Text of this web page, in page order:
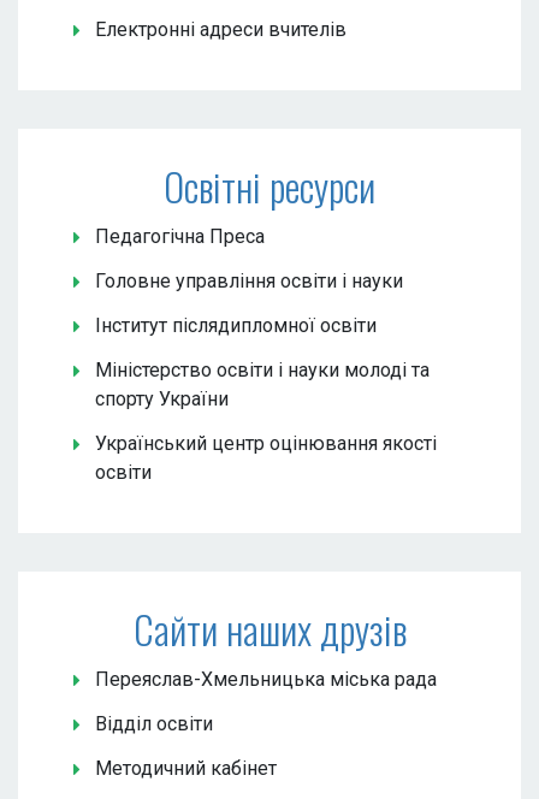
Електронні адреси вчителів
Освітні ресурси
Педагогічна Преса
Головне управління освіти і науки
Інститут післядипломної освіти
Міністерство освіти і науки молоді та
спорту України
Український центр оцінювання якості
освіти
Сайти наших друзів
Переяслав-Хмельницька міська рада
Відділ освіти
Методичний кабінет